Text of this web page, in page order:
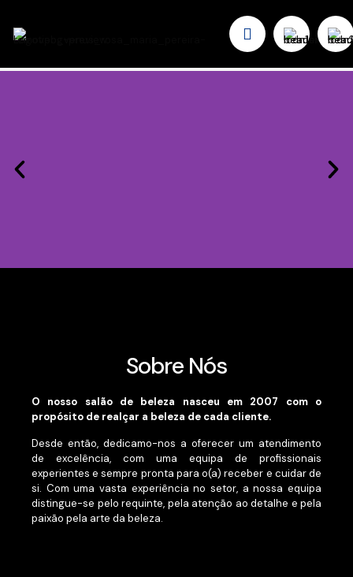
Sobre Nós
O nosso salão de beleza nasceu em 2007 com o
propósito de realçar a beleza de cada cliente.
Desde então, dedicamo-nos a oferecer um atendimento
de excelência, com uma equipa de profissionais
experientes e sempre pronta para o(a) receber e cuidar de
si. Com uma vasta experiência no setor, a nossa equipa
distingue-se pelo requinte, pela atenção ao detalhe e pela
paixão pela arte da beleza.